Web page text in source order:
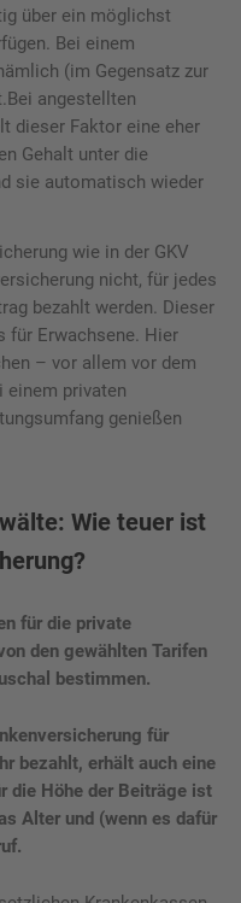
über ein möglichst
Bei einem
(im Gegensatz zur
angestellten
dieser Faktor eine eher
Gehalt unter die
sie automatisch wieder
wie in der GKV
nicht, für jedes
bezahlt werden. Dieser
für Erwachsene. Hier
– vor allem vor dem
einem privaten
genießen
Wie teuer ist
für die private
den gewählten Tarifen
bestimmen.
für
bezahlt, erhält auch eine
die Höhe der Beiträge ist
Alter und (wenn es dafür